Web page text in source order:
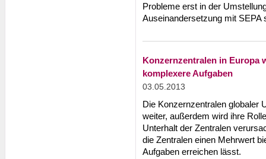
Probleme erst in der
Auseinandersetzung mit SEPA
Konzernzentralen in Europa
komplexere Aufgaben
03.05.2013
Die Konzernzentralen globaler
weiter, außerdem wird ihre
Unterhalt der Zentralen
die Zentralen einen Mehrwert
Aufgaben erreichen lässt.